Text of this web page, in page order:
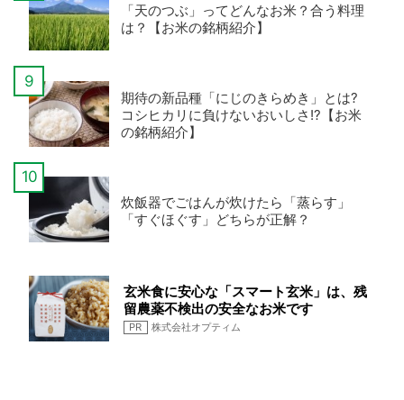
「天のつぶ」ってどんなお米？合う料理
は？【お米の銘柄紹介】
期待の新品種「にじのきらめき」とは?
コシヒカリに負けないおいしさ!?【お米
の銘柄紹介】
炊飯器でごはんが炊けたら「蒸らす」
「すぐほぐす」どちらが正解？
玄米食に安心な「スマート玄米」は、残
留農薬不検出の安全なお米です
PR 株式会社オプティム